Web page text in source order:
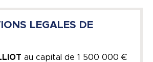
LEGALES DE
au capital de 1 500 000 €